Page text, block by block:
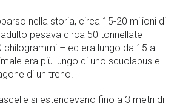
nella storia, circa 15-20 milioni di
adulto pesava circa 50 tonnellate –
chilogrammi – ed era lungo da 15 a
era più lungo di uno scuolabus e
di un treno!
si estendevano fino a 3 metri di